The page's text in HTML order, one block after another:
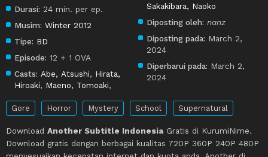
Durasi: 24 min. per ep.
Musim: Winter 2012
Tipe: BD
Episode: 12 + 1 OVA
Casts: Abe, Atsushi, Hirata,
Hiroaki, Maeno, Tomoaki,
Sakakibara, Naoko
Diposting oleh: nanz
Diposting pada: March 2,
2024
Diperbarui pada: March 2,
2024
Gore Horror Mystery School Supernatural
Download Another Subtitle Indonesia Gratis di KurumiNime.
Download gratis dengan berbagai kualitas 720P 360P 240P 480P